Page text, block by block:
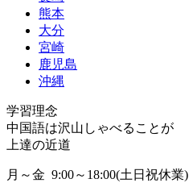
熊本
大分
宮崎
鹿児島
沖縄
学習理念
中国語は沢山しゃべることが
上達の近道
月～金 9:00～18:00(土日祝休業)